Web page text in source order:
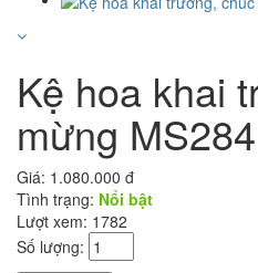
Kệ hoa khai
mừng MS284
Giá: 1.080.000 đ
Tình trạng: Nổi bật
Lượt xem: 1782
Số lượng: